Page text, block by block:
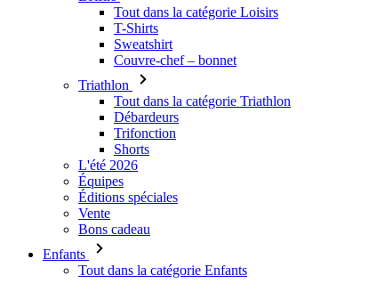
Triathlon
Tout dans la catégorie Triathlon
Débardeurs
Trifonction
Shorts
L'été 2026
Équipes
Éditions spéciales
Vente
Bons cadeau
Enfants
Tout dans la catégorie Enfants
Cyclisme
Tout dans la catégorie Cyclisme
Maillots manches longues